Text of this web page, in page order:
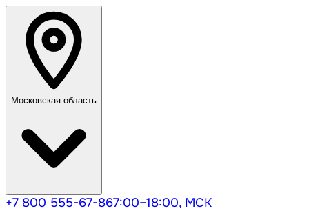
Московская область
+7 800 555-67-867:00–18:00, МСК